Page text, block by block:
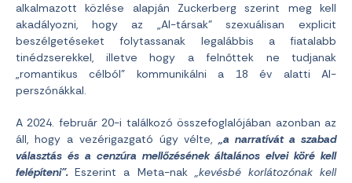
alkalmazott közlése alapján Zuckerberg szerint meg kell
akadályozni, hogy az „AI-társak” szexuálisan explicit
beszélgetéseket folytassanak legalábbis a fiatalabb
tinédzserekkel, illetve hogy a felnőttek ne tudjanak
„romantikus célból” kommunikálni a 18 év alatti AI-
perszónákkal.
A 2024. február 20-i találkozó összefoglalójában azonban az
áll, hogy a vezérigazgató úgy vélte,„a narratívát a szabad
választás és a cenzúra mellőzésének általános elvei köré kell
felépíteni”. Eszerint a Meta-nak„kevésbé korlátozónak kell